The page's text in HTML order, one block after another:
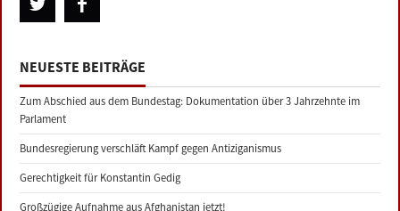
NEUESTE BEITRÄGE
Zum Abschied aus dem Bundestag: Dokumentation über 3 Jahrzehnte im
Parlament
Bundesregierung verschläft Kampf gegen Antiziganismus
Gerechtigkeit für Konstantin Gedig
Großzügige Aufnahme aus Afghanistan jetzt!